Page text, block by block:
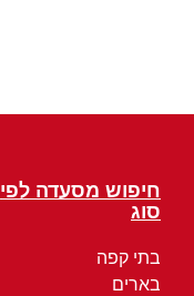
חיפוש מסעדה לפי
סוג
בתי קפה
בארים